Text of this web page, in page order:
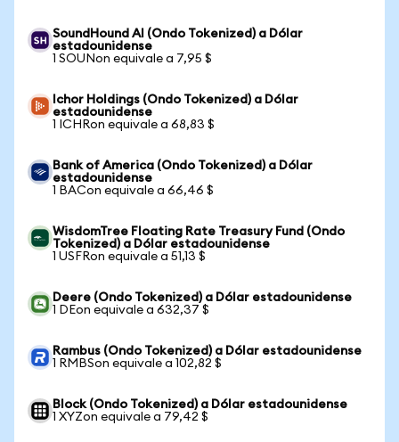
SoundHound AI (Ondo Tokenized) a Dólar
estadounidense
1 SOUNon equivale a 7,95 $
Ichor Holdings (Ondo Tokenized) a Dólar
estadounidense
1 ICHRon equivale a 68,83 $
Bank of America (Ondo Tokenized) a Dólar
estadounidense
1 BACon equivale a 66,46 $
WisdomTree Floating Rate Treasury Fund (Ondo
Tokenized) a Dólar estadounidense
1 USFRon equivale a 51,13 $
Deere (Ondo Tokenized) a Dólar estadounidense
1 DEon equivale a 632,37 $
Rambus (Ondo Tokenized) a Dólar estadounidense
1 RMBSon equivale a 102,82 $
Block (Ondo Tokenized) a Dólar estadounidense
1 XYZon equivale a 79,42 $